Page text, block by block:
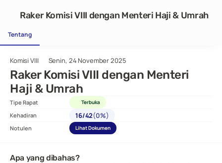
Komisi VIII Senin, 24 November 2025
Raker Komisi VIII dengan Menteri
Haji & Umrah
Tipe Rapat Terbuka
Kehadiran 16/42(0%)
Notulen Lihat Dokumen
Apa yang dibahas?
Raker Komisi VIII dengan Menteri Haji & Umrah
Tentang